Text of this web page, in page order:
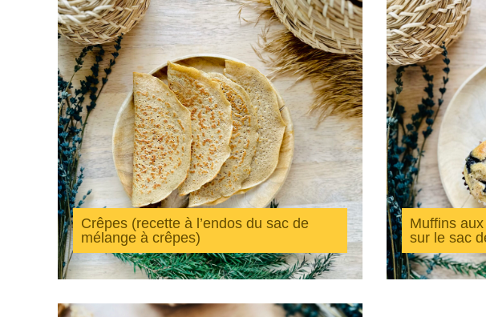
Crêpes (recette à l’endos du sac de
mélange à crêpes)
Muffins
sur le sac